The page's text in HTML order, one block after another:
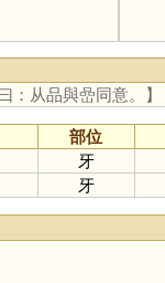
：从品與嵒同意。】
部位
牙
牙